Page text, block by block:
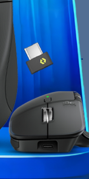
les cartes
6 Gbps et M.2, la